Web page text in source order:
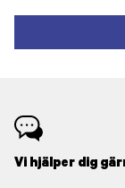
Vi hjälper dig